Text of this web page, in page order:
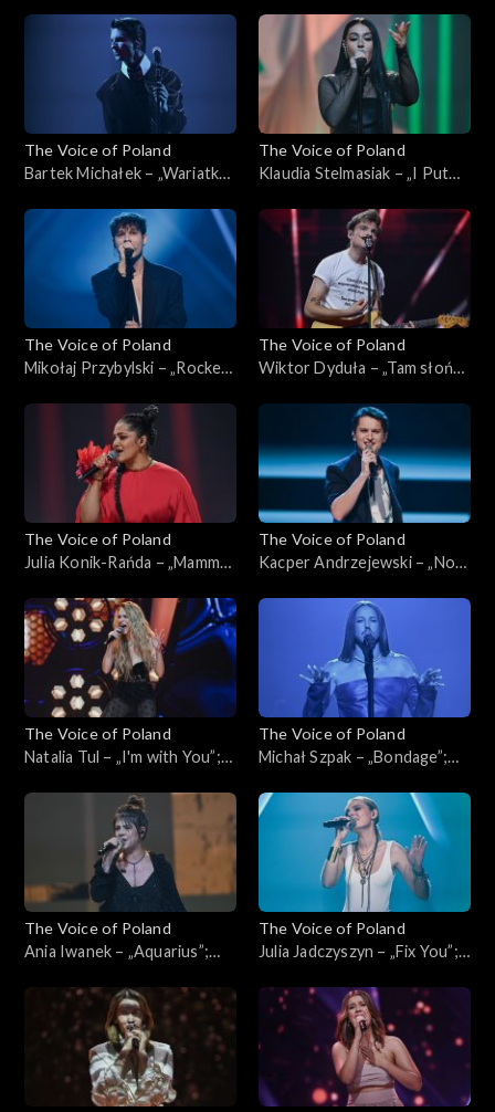
Poland”, Live, 16 listopada
Live, 16 listopada 2024
The Voice of Poland
Bartek Michałek – „Wariatka
Poland”, Live, 16 listopada
The Voice of Poland
Klaudia Stelmasiak – „I Put
Poland”, Live, 16 listopada
2024
The Voice of Poland
Mikołaj Przybylski – „Rocket
Live, 16 listopada 2024
The Voice of Poland
Wiktor Dyduła – „Tam słońce
Poland”, Live, 16 listopada
The Voice of Poland
Julia Konik-Rańda – „Mamma
Poland”, Live, 16 listopada
2024
The Voice of Poland
Kacper Andrzejewski – „Nogi
Poland”, Live, 16 listopada
The Voice of Poland
Natalia Tul – „I'm with You”;
16 listopada 2024
The Voice of Poland
Michał Szpak – „Bondage”;
16 listopada 2024
The Voice of Poland
Ania Iwanek – „Aquarius”;
listopada 2024
The Voice of Poland
Julia Jadczyszyn – „Fix You”;
listopada 2024